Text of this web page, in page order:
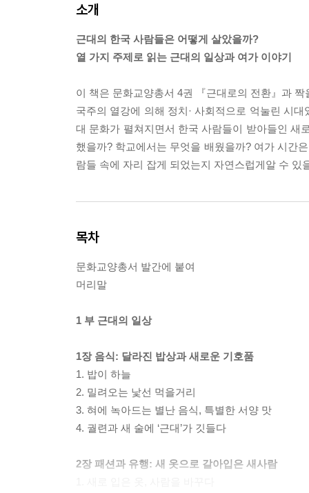
소개
근대의 한국 사람들은 어떻게 살았을까?
열 가지 주제로 읽는 근대의 일상과 여가 이야기
이 책은 문화교양총서 4권 『근대로의 전환』과
국주의 열강에 의해 정치· 사회적으로 억눌린 시
대 문화가 펼쳐지면서 한국 사람들이 받아들인 새
했을까? 학교에서는 무엇을 배웠을까? 여가 시간
람들 속에 자리 잡게 되었는지 자연스럽게알 수 있
목차
문화교양총서 발간에 붙여
머리말
1 부 근대의 일상
1장 음식: 달라진 밥상과 새로운 기호품
1. 밥이 하늘
2. 밀려오는 낯선 먹을거리
3. 혀에 녹아드는 별난 음식, 특별한 서양 맛
4. 궐련과 새 술에 ‘근대’가 깃들다
2장 패션과 유행: 새 옷으로 갈아입은 새사람